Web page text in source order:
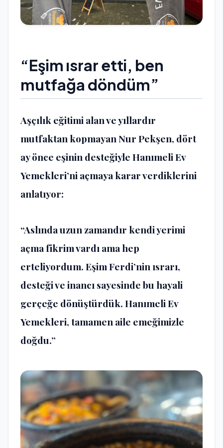
“Eşim ısrar etti, ben
mutfağa döndüm”
Aşçılık eğitimi alan ve yıllardır
mutfaktan kopmayan Nur Pekşen, dört
ay önce eşinin desteğiyle Hanımeli Ev
Yemekleri’ni açmaya karar verdiklerini
anlatıyor:
“Aslında uzun zamandır kendi yerimi
açma fikrim vardı ama hep
erteliyordum. Eşim Ferdi’nin ısrarı,
desteği ve inancı sayesinde bu hayali
gerçeğe dönüştürdük. Hanımeli Ev
Yemekleri, tamamen aile emeğimizle
doğdu.”